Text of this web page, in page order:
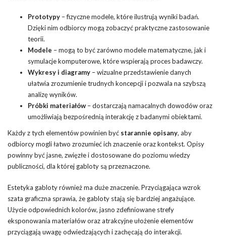
Prototypy – fizyczne modele, które ilustrują wyniki badań.
Dzięki nim odbiorcy mogą zobaczyć praktyczne zastosowanie
teorii.
Modele – mogą to być zarówno modele matematyczne, jak i
symulacje komputerowe, które wspierają proces badawczy.
Wykresy i diagramy – wizualne przedstawienie danych
ułatwia zrozumienie trudnych koncepcji i pozwala na szybszą
analizę wyników.
Próbki materiałów – dostarczają namacalnych dowodów oraz
umożliwiają bezpośrednią interakcję z badanymi obiektami.
Każdy z tych elementów powinien być starannie opisany, aby
odbiorcy mogli łatwo zrozumieć ich znaczenie oraz kontekst. Opisy
powinny być jasne, zwięzłe i dostosowane do poziomu wiedzy
publiczności, dla której gabloty są przeznaczone.
Estetyka gabloty również ma duże znaczenie. Przyciągająca wzrok
szata graficzna sprawia, że gabloty stają się bardziej angażujące.
Użycie odpowiednich kolorów, jasno zdefiniowane strefy
eksponowania materiałów oraz atrakcyjne ułożenie elementów
przyciągają uwagę odwiedzających i zachęcają do interakcji.